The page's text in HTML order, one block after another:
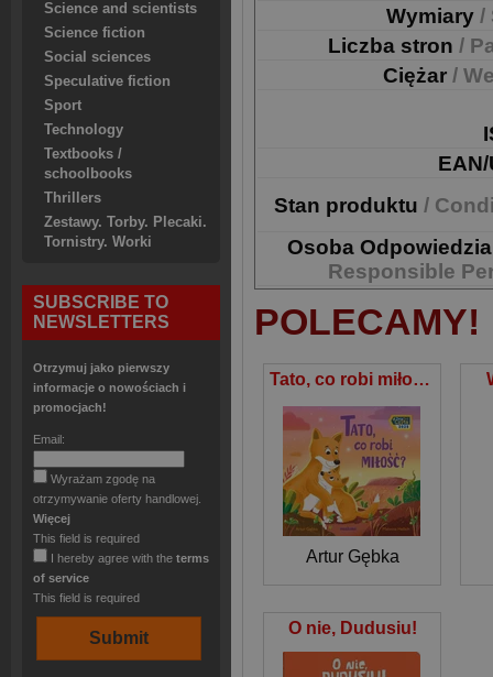
Science and scientists
Science fiction
Social sciences
Speculative fiction
Sport
Technology
Textbooks /
schoolbooks
Thrillers
Zestawy. Torby. Plecaki.
Tornistry. Worki
SUBSCRIBE TO
NEWSLETTERS
Otrzymuj jako pierwszy
informacje o nowościach i
promocjach!
Email:
Wyrażam zgodę na
otrzymywanie oferty handlowej.
Więcej
This field is required
I hereby agree with the terms
of service
This field is required
Wymiary /
Liczba stron /
Ciężar /
Stan produktu /
Osoba
Responsible
POLECAMY!
Tato, co robi miłość?
Artur Gębka
O nie, Dudusiu!